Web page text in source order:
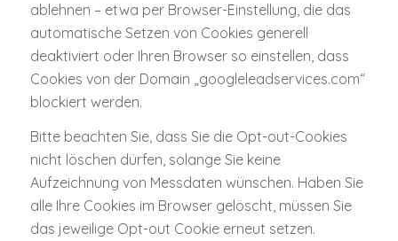
ablehnen – etwa per Browser-Einstellung, die das
automatische Setzen von Cookies generell
deaktiviert oder Ihren Browser so einstellen, dass
Cookies von der Domain „googleleadservices.com“
blockiert werden.
Bitte beachten Sie, dass Sie die Opt-out-Cookies
nicht löschen dürfen, solange Sie keine
Aufzeichnung von Messdaten wünschen. Haben Sie
alle Ihre Cookies im Browser gelöscht, müssen Sie
das jeweilige Opt-out Cookie erneut setzen.